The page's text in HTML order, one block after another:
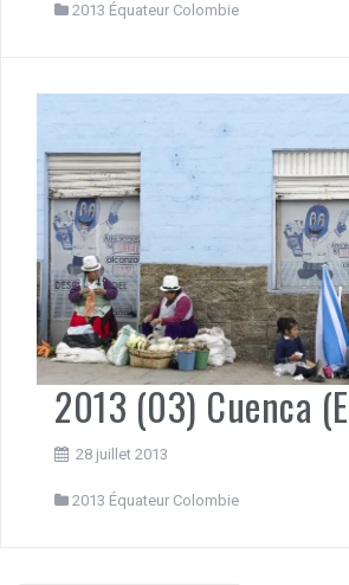
2013 Équateur Colombie
2013 (03) Cuenca
28 juillet 2013
2013 Équateur Colombie